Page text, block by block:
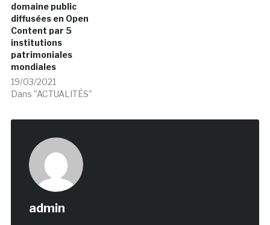
domaine public
diffusées en Open
Content par 5
institutions
patrimoniales
mondiales
19/03/2021
Dans "ACTUALITÉS"
admin